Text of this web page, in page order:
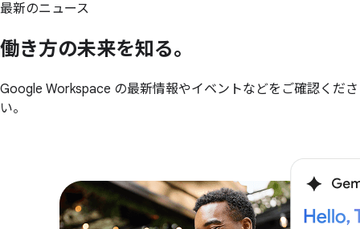
最新のニュース
働き方の未来を知る。
Google Workspace の最新情報やイベントなどをご確認くださ
い。